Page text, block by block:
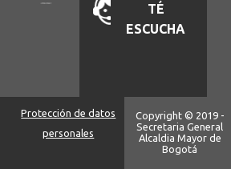
TÉ
ESCUCHA
Protección de datos
personales
Copyright © 2019 -
Secretaria General
Alcaldia Mayor de
Bogotá